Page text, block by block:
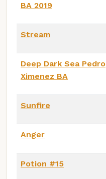
BA 2019
Stream
Deep Dark Sea Pedro
Ximenez BA
Sunfire
Anger
Potion #15